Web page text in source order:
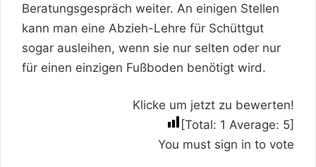
Beratungsgespräch weiter. An einigen Stellen
kann man eine Abzieh-Lehre für Schüttgut
sogar ausleihen, wenn sie nur selten oder nur
für einen einzigen Fußboden benötigt wird.
Klicke um jetzt zu bewerten!
[Total: 1 Average: 5]
You must sign in to vote